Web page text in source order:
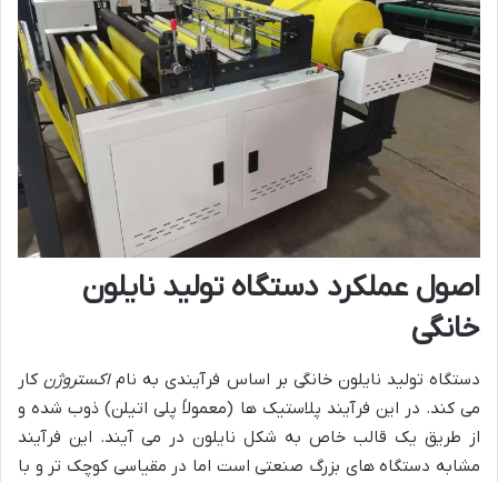
اصول عملکرد دستگاه تولید نایلون
خانگی
دستگاه تولید نایلون خانگی بر اساس فرآیندی به ناماکستروژنکار
می کند. در این فرآیند پلاستیک ها (معمولاً پلی اتیلن) ذوب شده و
از طریق یک قالب خاص به شکل نایلون در می آیند. این فرآیند
مشابه دستگاه های بزرگ صنعتی است اما در مقیاسی کوچک تر و با